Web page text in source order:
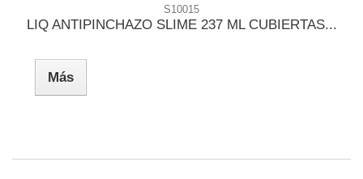
S10015
LIQ ANTIPINCHAZO SLIME 237 ML CUBIERTAS...
Más